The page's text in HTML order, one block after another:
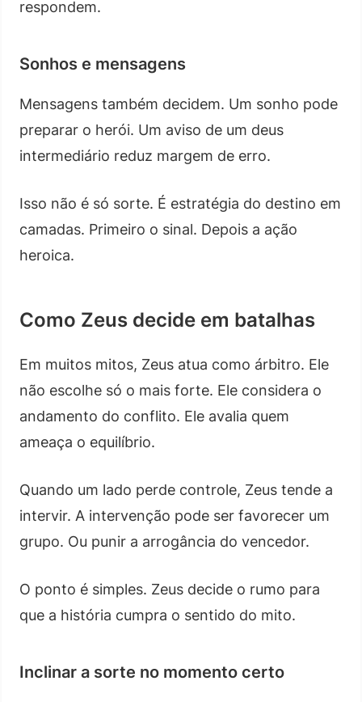
respondem.
Sonhos e mensagens
Mensagens também decidem. Um sonho pode
preparar o herói. Um aviso de um deus
intermediário reduz margem de erro.
Isso não é só sorte. É estratégia do destino em
camadas. Primeiro o sinal. Depois a ação
heroica.
Como Zeus decide em batalhas
Em muitos mitos, Zeus atua como árbitro. Ele
não escolhe só o mais forte. Ele considera o
andamento do conflito. Ele avalia quem
ameaça o equilíbrio.
Quando um lado perde controle, Zeus tende a
intervir. A intervenção pode ser favorecer um
grupo. Ou punir a arrogância do vencedor.
O ponto é simples. Zeus decide o rumo para
que a história cumpra o sentido do mito.
Inclinar a sorte no momento certo